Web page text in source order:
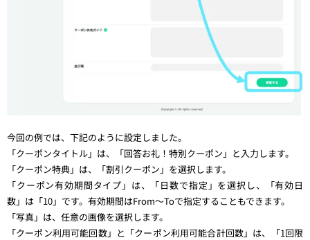
今回の例では、下記のように設定しました。
「クーポンタイトル」は、「回答お礼！特別クーポン」と入力します。
「クーポン特典」は、「割引クーポン」を選択します。
「クーポン有効期間タイプ」は、「日数で指定」を選択し、「有効日
数」は「10」です。有効期間はFrom〜Toで指定することもできます。
「写真」は、任意の画像を選択します。
「クーポン利用可能回数」と「クーポン利用可能合計回数」は、「1回限